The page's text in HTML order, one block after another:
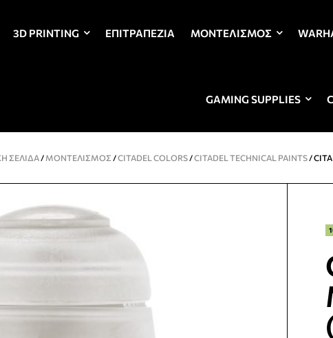
3D PRINTING ΕΠΙΤΡΑΠΈΖΙΑ ΜΟΝΤΕΛΙΣΜΌΣ
GAMING SUPPLIES
ΣΕΛΊΔΑ/ ΜΟΝΤΕΛΙΣΜΌΣ /CITADEL COLORS/CITADEL TECHNICAL PAINTS/